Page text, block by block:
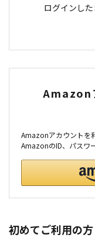
ログインし
Amazon
Amazonアカウントを
AmazonのID、パスワ
初めてご利用の